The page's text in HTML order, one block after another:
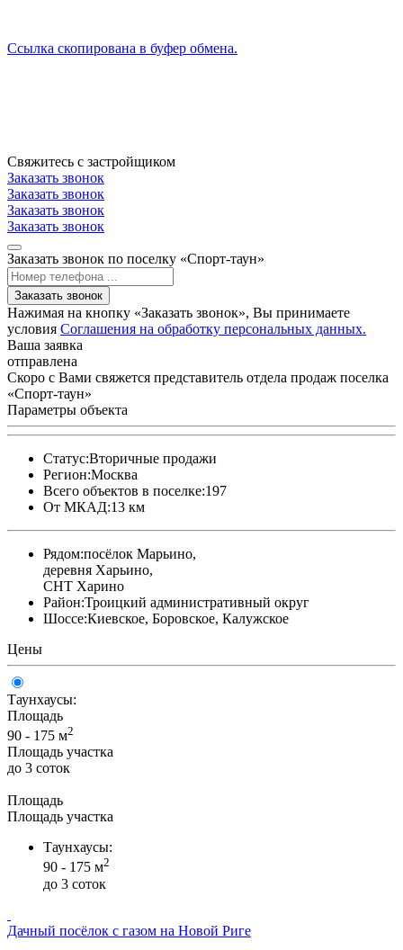
Ссылка скопирована в буфер обмена.
Свяжитесь с застройщиком
Заказать звонок
Заказать звонок
Заказать звонок
Заказать звонок
Заказать звонок по поселку «Спорт-таун»
Заказать звонок
Нажимая на кнопку «Заказать звонок», Вы принимаете
условия Соглашения на обработку персональных данных.
Ваша заявка
отправлена
Скоро с Вами свяжется представитель отдела продаж поселка
«Спорт-таун»
Параметры объекта
Статус:Вторичные продажи
Регион:Москва
Всего объектов в поселке:197
От МКАД:13 км
Рядом:посёлок Марьино,
деревня Харьино,
СНТ Харино
Район:Троицкий административный округ
Шоссе:Киевское, Боровское, Калужское
Цены
Таунхаусы:
Площадь
90 - 175 м2
Площадь участка
до 3 соток
Площадь
Площадь участка
Таунхаусы:
90 - 175 м2
до 3 соток
Дачный посёлок с газом на Новой Риге